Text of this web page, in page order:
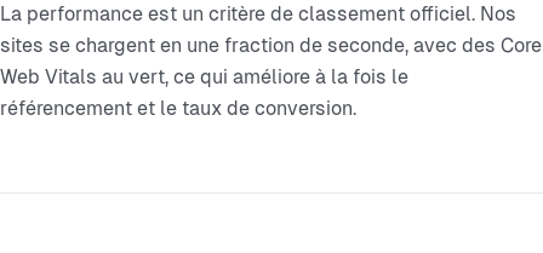
La performance est un critère de classement officiel. Nos
sites se chargent en une fraction de seconde, avec des Core
Web Vitals au vert, ce qui améliore à la fois le
référencement et le taux de conversion.